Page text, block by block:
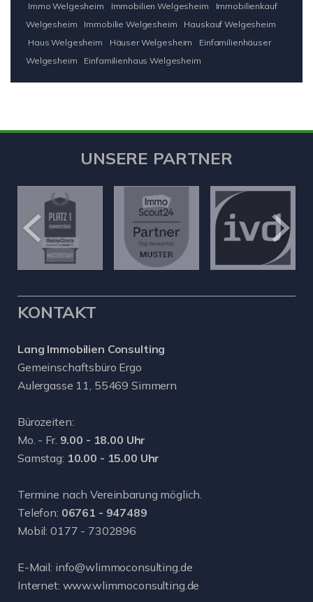
Immo Welgesheim Immobilien Welgesheim
Immobilienkauf
Welgesheim
Immobilie Welgesheim
Hauskauf Welgesheim
Haus Welgesheim
Häuser Welgesheim
Einfamilienhäuser
Welgesheim
Einfamilienhaus Welgesheim
UNSERE PARTNER
KONTAKT
Lang Immobilien Consulting
Gemeinschaftsbüro Ergo
Aulergasse 11, 55469 Simmern
Bürozeiten:
Mo. - Fr. 9.00 - 18.00 Uhr
Samstag: 10.00 - 15.00 Uhr
Termine nach Vereinbarung möglich.
Telefon: 06761 - 947489
Mobil: 0177 - 7302896
E-Mail: info@wlimmoconsulting.de
Internet: www.wlimmoconsulting.de